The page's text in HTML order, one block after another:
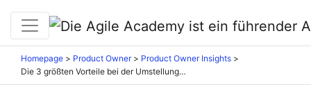
Homepage Product Owner
Product Owner Insights
Die 3 größten Vorteile bei der Umstellung auf Scrum